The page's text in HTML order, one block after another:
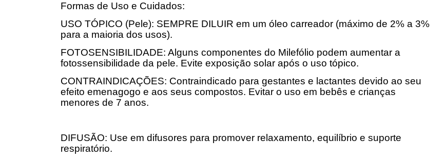
Formas de Uso e Cuidados:
USO TÓPICO (Pele): SEMPRE DILUIR em um óleo carreador (máximo de 2% a 3%
para a maioria dos usos).
FOTOSENSIBILIDADE: Alguns componentes do Milefólio podem aumentar a
fotossensibilidade da pele. Evite exposição solar após o uso tópico.
CONTRAINDICAÇÕES: Contraindicado para gestantes e lactantes devido ao seu
efeito emenagogo e aos seus compostos. Evitar o uso em bebês e crianças
menores de 7 anos.
DIFUSÃO: Use em difusores para promover relaxamento, equilíbrio e suporte
respiratório.